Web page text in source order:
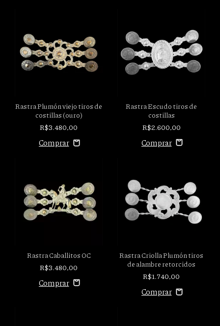
Rastra Plumón viejo tiros de
costillas (ouro)
R$3.480,00
Rastra Escudo tiros de
costillas
R$2.600,00
Rastra Caballitos OC
R$3.480,00
Rastra Criolla Plumón tiros
de alambre retorcidos
R$1.740,00